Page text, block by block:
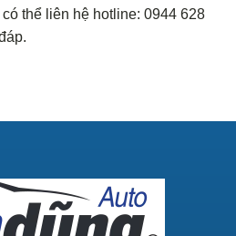
thể liên hệ hotline: 0944 628